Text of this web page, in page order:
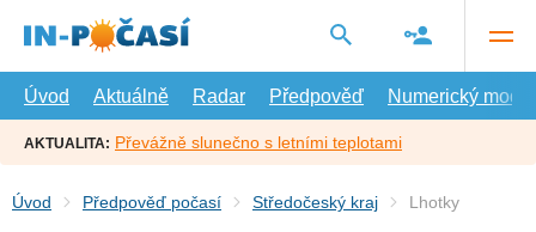
hlavní
Úvod
Aktuálně Radar Předpověď Numerický model
AKTUALITA: Převážně slunečno s letními teplotami
Úvod Předpověď počasí Středočeský kraj Lhotky